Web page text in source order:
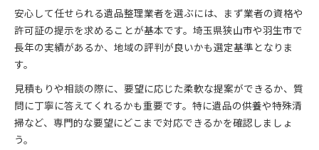
安心して任せられる遺品整理業者を選ぶには、まず業者の資格や
許可証の提示を求めることが基本です。埼玉県狭山市や羽生市で
長年の実績があるか、地域の評判が良いかも選定基準となりま
す。
見積もりや相談の際に、要望に応じた柔軟な提案ができるか、質
問に丁寧に答えてくれるかも重要です。特に遺品の供養や特殊清
掃など、専門的な要望にどこまで対応できるかを確認しましょ
う。